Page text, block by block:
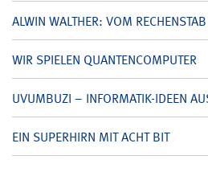
ALWIN WALTHER: VOM
WIR SPIELEN QUANTENCOMPUTER
UVUMBUZI – INFORMATIK-IDEEN
EIN SUPERHIRN MIT ACHT BIT